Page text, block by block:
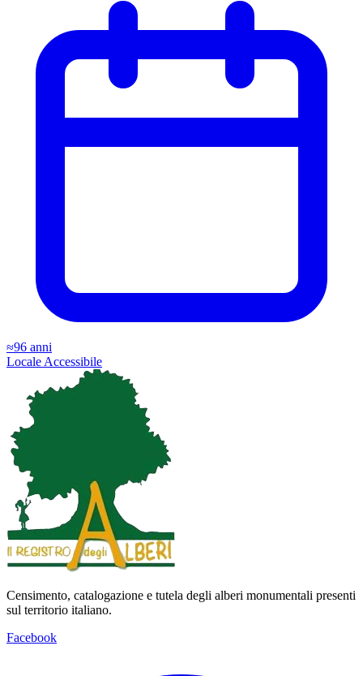
≈96 anni
Locale Accessibile
Censimento, catalogazione e tutela degli alberi monumentali presenti
sul territorio italiano.
Facebook